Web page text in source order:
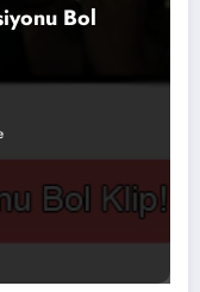
Bol